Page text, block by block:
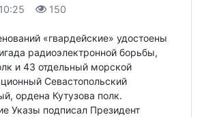
150
«гвардейские» удостоены
радиоэлектронной борьбы,
и 43 отдельный морской
Севастопольский
ордена Кутузова полк.
Указы подписал Президент